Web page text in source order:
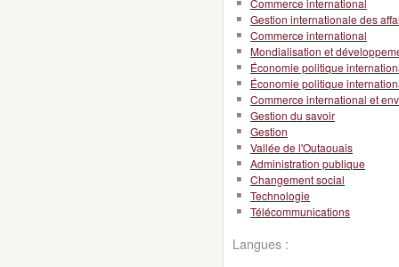
Commerce international
Gestion internationale des
Commerce international
Mondialisation et
Économie politique
Économie politique
Commerce international et
Gestion du savoir
Gestion
Vallée de l'Outaouais
Administration publique
Changement social
Technologie
Télécommunications
Langues :